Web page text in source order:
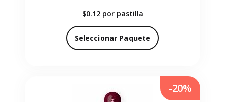
$0.12 por pastilla
Seleccionar Paquete
-20%